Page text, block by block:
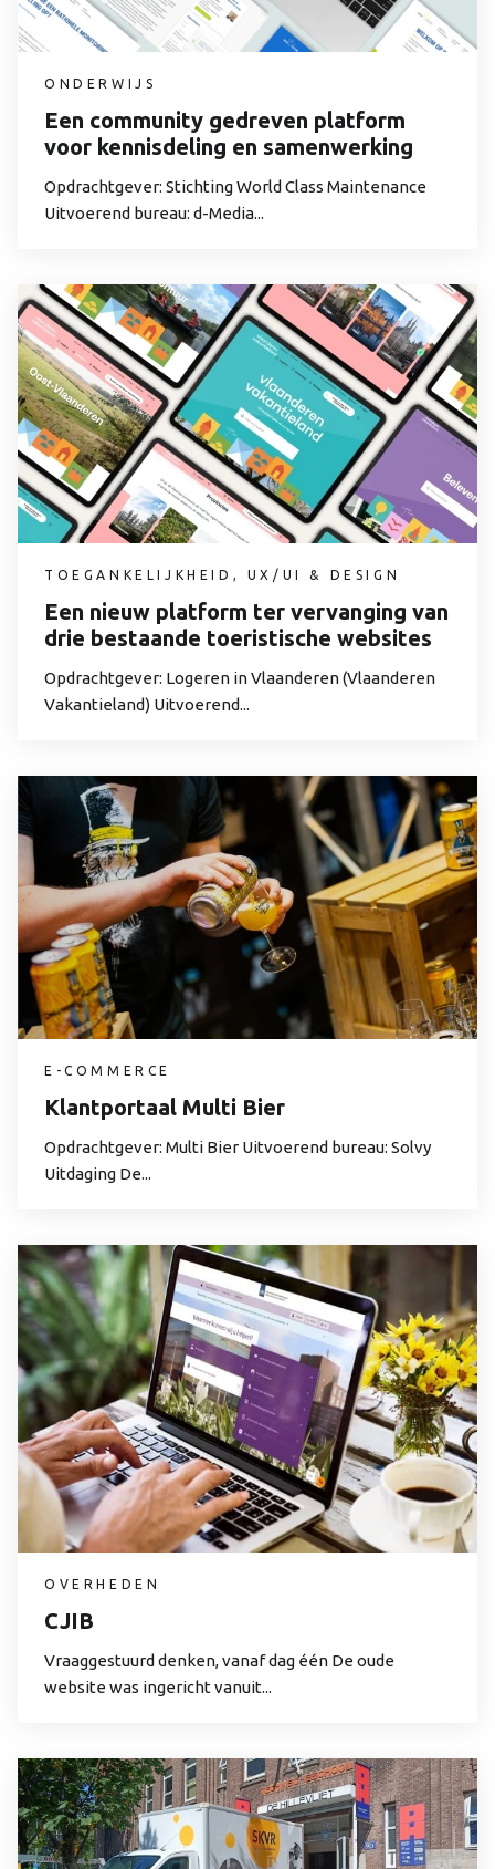
ONDERWIJS
Een community gedreven platform
voor kennisdeling en samenwerking
Opdrachtgever: Stichting World Class Maintenance
Uitvoerend bureau: d-Media...
TOEGANKELIJKHEID, UX/UI & DESIGN
Een nieuw platform ter vervanging van
drie bestaande toeristische websites
Opdrachtgever: Logeren in Vlaanderen (Vlaanderen
Vakantieland) Uitvoerend...
E-COMMERCE
Klantportaal Multi Bier
Opdrachtgever: Multi Bier Uitvoerend bureau: Solvy
Uitdaging De...
OVERHEDEN
CJIB
Vraaggestuurd denken, vanaf dag één De oude
website was ingericht vanuit...